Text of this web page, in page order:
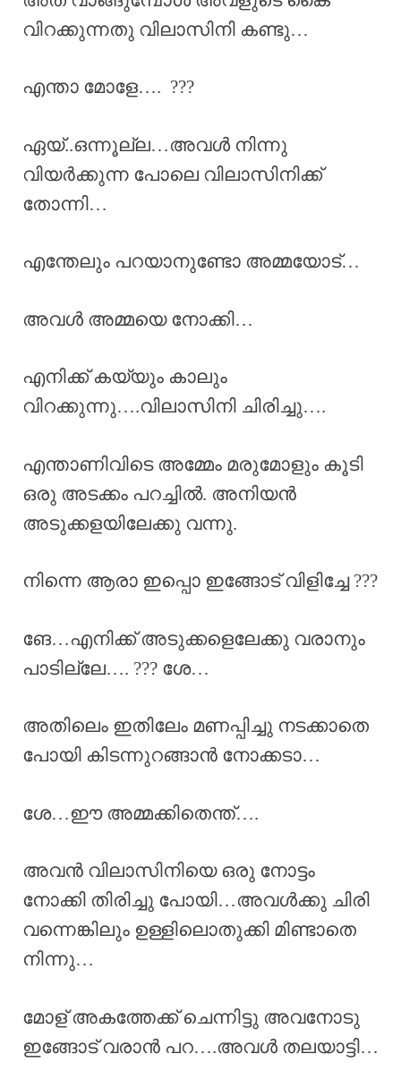
വിറക്കുന്നതു വിലാസിനി കണ്ടു…
എന്താ മോളേ…. ???
ഏയ്‌..ഒന്നൂല്ല…അവൾ നിന്നു
വിയർക്കുന്ന പോലെ വിലാസിനിക്ക്
തോന്നി…
എന്തേലും പറയാനുണ്ടോ അമ്മയോട്…
അവൾ അമ്മയെ നോക്കി…
എനിക്ക് കയ്യും കാലും
വിറക്കുന്നു….വിലാസിനി ചിരിച്ചു….
എന്താണിവിടെ അമ്മേം മരുമോളും കൂടി
ഒരു അടക്കം പറച്ചിൽ. അനിയൻ
അടുക്കളയിലേക്കു വന്നു.
നിന്നെ ആരാ ഇപ്പൊ ഇങ്ങോട് വിളിച്ചേ ???
ങേ…എനിക്ക് അടുക്കളെലേക്കു വരാനും
പാടില്ലേ…. ??? ശേ…
അതിലെം ഇതിലേം മണപ്പിച്ചു നടക്കാതെ
പോയി കിടന്നുറങ്ങാൻ നോക്കടാ…
ശേ…ഈ അമ്മക്കിതെന്ത്….
അവൻ വിലാസിനിയെ ഒരു നോട്ടം
നോക്കി തിരിച്ചു പോയി…അവൾക്കു ചിരി
വന്നെങ്കിലും ഉള്ളിലൊതുക്കി മിണ്ടാതെ
നിന്നു…
മോള് അകത്തേക്ക് ചെന്നിട്ടു അവനോടു
ഇങ്ങോട് വരാൻ പറ….അവൾ തലയാട്ടി…